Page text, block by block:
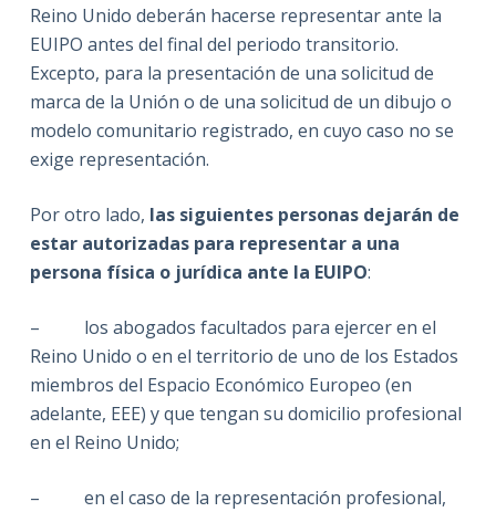
Reino Unido deberán hacerse representar ante la
EUIPO antes del final del periodo transitorio.
Excepto, para la presentación de una solicitud de
marca de la Unión o de una solicitud de un dibujo o
modelo comunitario registrado, en cuyo caso no se
exige representación.
Por otro lado, las siguientes personas dejarán de
estar autorizadas para representar a una
persona física o jurídica ante la EUIPO:
– los abogados facultados para ejercer en el
Reino Unido o en el territorio de uno de los Estados
miembros del Espacio Económico Europeo (en
adelante, EEE) y que tengan su domicilio profesional
en el Reino Unido;
– en el caso de la representación profesional,